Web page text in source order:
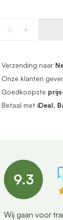
Verzending naar
Onze klanten
Goedkoopste
Betaal met iDeal,
9.3
Wij gaan voor